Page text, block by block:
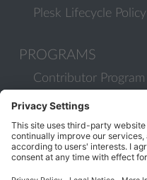
Plesk Lifecycle Policy
PROGRAMS
Contributor Program
Partner Program
COMMUNITY